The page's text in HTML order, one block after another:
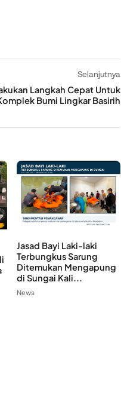
Selanjutnya
Langkah Cepat Untuk
Bumi Lingkar Basirih
Jasad Bayi Laki-laki
Terbungkus Sarung
Ditemukan Mengapung
di Sungai Kali...
News